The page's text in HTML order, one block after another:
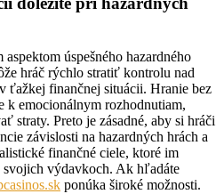
úspešného hazardného
hráč rýchlo stratiť kontrolu nad
ťažkej finančnej situácii. Hranie bez
k emocionálnym rozhodnutiam,
straty. Preto je zásadné, aby si hráči
závislosti na hazardných hrách a
finančné ciele, ktoré im
výdavkoch. Ak hľadáte
ponúka široké možnosti.